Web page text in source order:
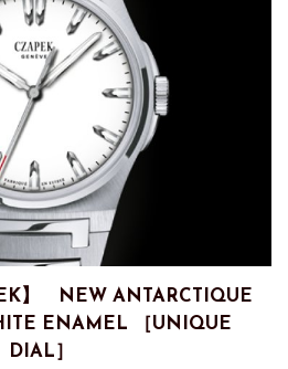
】 NEW ANTARCTIQUE
ENAMEL ［UNIQUE
DIAL］